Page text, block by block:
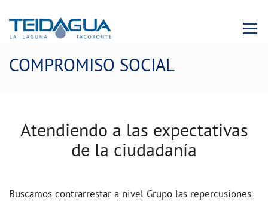
Menu
COMPROMISO SOCIAL
Atendiendo a las expectativas
de la ciudadanía
Buscamos contrarrestar a nivel Grupo las repercusiones